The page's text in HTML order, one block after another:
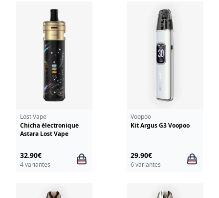
Lost Vape
Chicha électronique
Astara Lost Vape
32.90€
4 variantes
Voopoo
Kit Argus G3 Voopoo
29.90€
6 variantes